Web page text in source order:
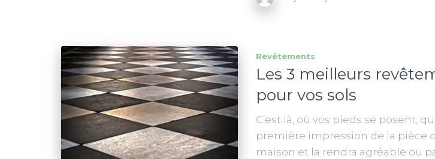
Revêtements
Les 3 meilleurs
pour vos sols
C’est là, où vos pieds se posent,
première impression de la pièce
maison et la rendra agréable ou